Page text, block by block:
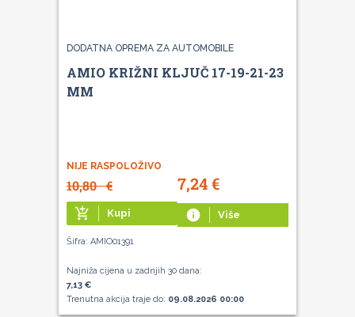
DODATNA OPREMA ZA AUTOMOBILE
AMIO KRIŽNI KLJUČ 17-19-21-23
MM
NIJE RASPOLOŽIVO
10,80€ 7,24€
add_shopping_cart Kupi info Više
Šifra: AMIO01391
Najniža cijena u zadnjih 30 dana:
7,13 €
Trenutna akcija traje do: 09.08.2026 00:00